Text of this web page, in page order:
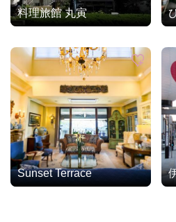
料理旅館 丸寅
Sunset Terrace